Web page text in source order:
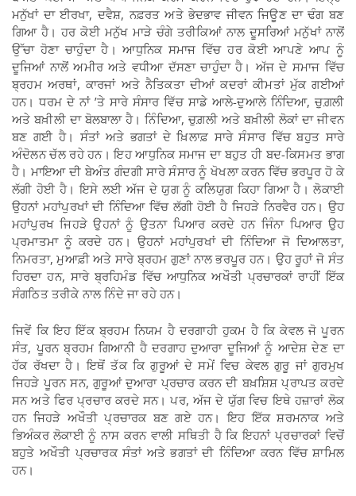
ਮਨੁੱਖਾਂ ਦਾ ਈਰਖਾ, ਦਵੈਸ਼, ਨਫ਼ਰਤ ਅਤੇ ਭੇਦਭਾਵ ਜੀਵਨ ਜਿਊਣ ਦਾ ਢੰਗ ਬਣ
ਗਿਆ ਹੈ। ਹਰ ਕੋਈ ਮਨੁੱਖ ਮਾੜੇ ਚੰਗੇ ਤਰੀਕਿਆਂ ਨਾਲ ਦੂਸਰਿਆਂ ਮਨੁੱਖਾਂ ਨਾਲੋਂ
ਉੱਚਾ ਹੋਣਾ ਚਾਹੁੰਦਾ ਹੈ। ਆਧੁਨਿਕ ਸਮਾਜ ਵਿੱਚ ਹਰ ਕੋਈ ਆਪਣੇ ਆਪ ਨੂੰ
ਦੂਜਿਆਂ ਨਾਲੋਂ ਅਮੀਰ ਅਤੇ ਵਧੀਆ ਦੱਸਣਾ ਚਾਹੁੰਦਾ ਹੈ। ਅੱਜ ਦੇ ਸਮਾਜ ਵਿੱਚ
ਬ੍ਰਹਮ ਅਰਥਾਂ, ਕਾਰਜਾਂ ਅਤੇ ਨੈਤਿਕਤਾ ਦੀਆਂ ਕਦਰਾਂ ਕੀਮਤਾਂ ਮੁੱਕ ਗਈਆਂ
ਹਨ। ਧਰਮ ਦੇ ਨਾਂ ’ਤੇ ਸਾਰੇ ਸੰਸਾਰ ਵਿੱਚ ਸਾਡੇ ਆਲੇ-ਦੁਆਲੇ ਨਿੰਦਿਆ, ਚੁਗ਼ਲੀ
ਅਤੇ ਬਖ਼ੀਲੀ ਦਾ ਬੋਲਬਾਲਾ ਹੈ। ਨਿੰਦਿਆ, ਚੁਗ਼ਲੀ ਅਤੇ ਬਖ਼ੀਲੀ ਲੋਕਾਂ ਦਾ ਜੀਵਨ
ਬਣ ਗਈ ਹੈ। ਸੰਤਾਂ ਅਤੇ ਭਗਤਾਂ ਦੇ ਖ਼ਿਲਾਫ਼ ਸਾਰੇ ਸੰਸਾਰ ਵਿੱਚ ਬਹੁਤ ਸਾਰੇ
ਅੰਦੋਲਨ ਚੱਲ ਰਹੇ ਹਨ। ਇਹ ਆਧੁਨਿਕ ਸਮਾਜ ਦਾ ਬਹੁਤ ਹੀ ਬਦ-ਕਿਸਮਤ ਭਾਗ
ਹੈ। ਮਾਇਆ ਦੀ ਬੇਅੰਤ ਗੰਦਗੀ ਸਾਰੇ ਸੰਸਾਰ ਨੂੰ ਖੋਖਲਾ ਕਰਨ ਵਿੱਚ ਭਰਪੂਰ ਹੋ ਕੇ
ਲੱਗੀ ਹੋਈ ਹੈ। ਇਸੇ ਲਈ ਅੱਜ ਦੇ ਯੁਗ ਨੂੰ ਕਲਿਯੁਗ ਕਿਹਾ ਗਿਆ ਹੈ। ਲੋਕਾਈ
ਉਹਨਾਂ ਮਹਾਂਪੁਰਖਾਂ ਦੀ ਨਿੰਦਿਆ ਵਿੱਚ ਲੱਗੀ ਹੋਈ ਹੈ ਜਿਹੜੇ ਨਿਰਵੈਰ ਹਨ। ਉਹ
ਮਹਾਂਪੁਰਖ ਜਿਹੜੇ ਉਹਨਾਂ ਨੂੰ ਉਤਨਾ ਪਿਆਰ ਕਰਦੇ ਹਨ ਜਿੰਨਾ ਪਿਆਰ ਉਹ
ਪ੍ਰਮਾਤਮਾ ਨੂੰ ਕਰਦੇ ਹਨ। ਉਹਨਾਂ ਮਹਾਂਪੁਰਖਾਂ ਦੀ ਨਿੰਦਿਆ ਜੋ ਦਿਆਲਤਾ,
ਨਿਮਰਤਾ, ਮੁਆਫ਼ੀ ਅਤੇ ਸਾਰੇ ਬ੍ਰਹਮ ਗੁਣਾਂ ਨਾਲ ਭਰਪੂਰ ਹਨ। ਉਹ ਰੂਹਾਂ ਜੋ ਸੰਤ
ਹਿਰਦਾ ਹਨ, ਸਾਰੇ ਬ੍ਰਹਿਮੰਡ ਵਿੱਚ ਆਧੁਨਿਕ ਅਖੌਤੀ ਪ੍ਰਚਾਰਕਾਂ ਰਾਹੀਂ ਇੱਕ
ਸੰਗਠਿਤ ਤਰੀਕੇ ਨਾਲ ਨਿੰਦੇ ਜਾ ਰਹੇ ਹਨ।
ਜਿਵੇਂ ਕਿ ਇਹ ਇੱਕ ਬ੍ਰਹਮ ਨਿਯਮ ਹੈ ਦਰਗਾਹੀ ਹੁਕਮ ਹੈ ਕਿ ਕੇਵਲ ਜੋ ਪੂਰਨ
ਸੰਤ, ਪੂਰਨ ਬ੍ਰਹਮ ਗਿਆਨੀ ਹੈ ਦਰਗਾਹ ਦੁਆਰਾ ਦੂਜਿਆਂ ਨੂੰ ਆਦੇਸ਼ ਦੇਣ ਦਾ
ਹੱਕ ਰੱਖਦਾ ਹੈ। ਇਥੋਂ ਤੱਕ ਕਿ ਗੁਰੂਆਂ ਦੇ ਸਮੇਂ ਵਿਚ ਕੇਵਲ ਗੁਰੂ ਜਾਂ ਗੁਰਮੁਖ
ਜਿਹੜੇ ਪੂਰਨ ਸਨ, ਗੁਰੂਆਂ ਦੁਆਰਾ ਪ੍ਰਚਾਰ ਕਰਨ ਦੀ ਬਖ਼ਸ਼ਿਸ਼ ਪ੍ਰਾਪਤ ਕਰਦੇ
ਸਨ ਅਤੇ ਫਿਰ ਪ੍ਰਚਾਰ ਕਰਦੇ ਸਨ। ਪਰ, ਅੱਜ ਦੇ ਯੁੱਗ ਵਿਚ ਇਥੇ ਹਜ਼ਾਰਾਂ ਲੋਕ
ਹਨ ਜਿਹੜੇ ਅਖੌਤੀ ਪ੍ਰਚਾਰਕ ਬਣ ਗਏ ਹਨ। ਇਹ ਇੱਕ ਸ਼ਰਮਨਾਕ ਅਤੇ
ਭਿਅੰਕਰ ਲੋਕਾਈ ਨੂੰ ਨਾਸ ਕਰਨ ਵਾਲੀ ਸਥਿਤੀ ਹੈ ਕਿ ਇਹਨਾਂ ਪ੍ਰਚਾਰਕਾਂ ਵਿਚੋਂ
ਬਹੁਤੇ ਅਖੌਤੀ ਪ੍ਰਚਾਰਕ ਸੰਤਾਂ ਅਤੇ ਭਗਤਾਂ ਦੀ ਨਿੰਦਿਆ ਕਰਨ ਵਿੱਚ ਸ਼ਾਮਿਲ
ਹਨ।